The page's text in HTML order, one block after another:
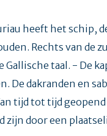
heeft het schip,
Rechts van de
taal. - De
De dakranden en
tijd tot tijd
zijn door een